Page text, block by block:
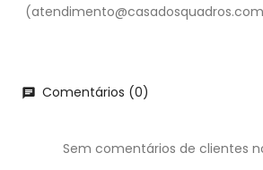
chat Comentários (0)
Sem comentários de clientes